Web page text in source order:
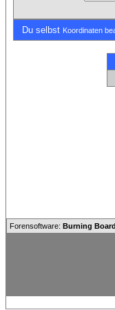
Du selbst Koordinaten
Forensoftware: Burning